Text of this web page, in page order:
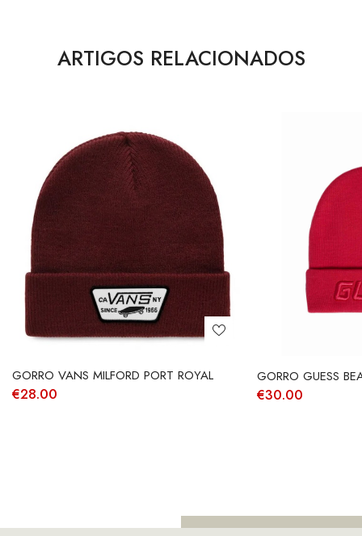
ARTIGOS RELACIONADOS
GORRO VANS MILFORD PORT ROYAL
€28.00
GORRO GUESS
€30.00